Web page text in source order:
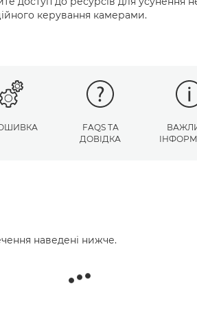
керування камерами.
FAQS ТА
ДОВІДКА
наведені нижче.